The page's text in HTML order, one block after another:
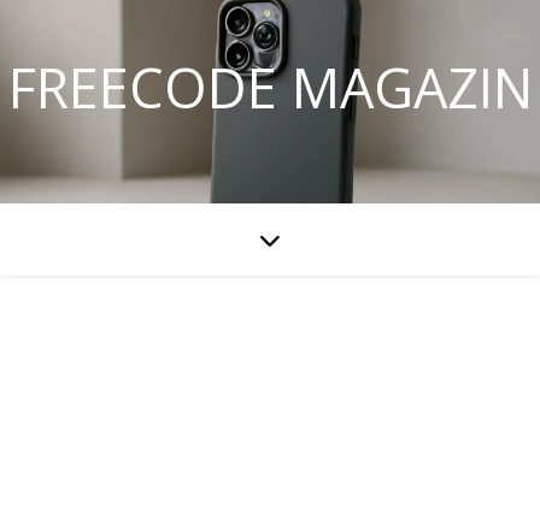
FREECODE MAGAZIN